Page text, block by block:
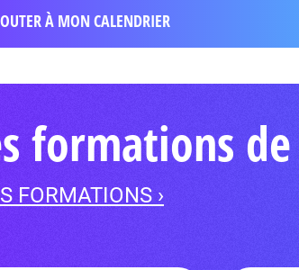
À MON CALENDRIER
formations
FORMATIONS ›